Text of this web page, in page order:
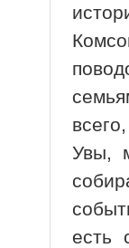
Увы,
есть